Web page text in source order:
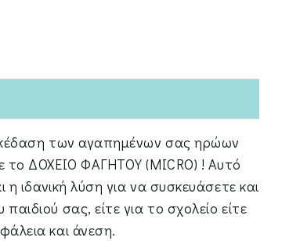
των αγαπημένων σας ηρώων
ΔΟΧΕΙΟ ΦΑΓΗΤΟΥ (MICRO) ! Αυτό
η ιδανική λύση για να συσκευάσετε και
σας, είτε για το σχολείο είτε
και άνεση.